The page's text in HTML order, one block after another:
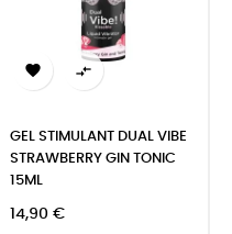
 
GEL STIMULANT DUAL VIBE
STRAWBERRY GIN TONIC
15ML
14,90 €